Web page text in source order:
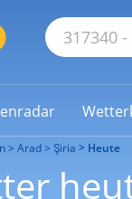
Arad Şiria Heute